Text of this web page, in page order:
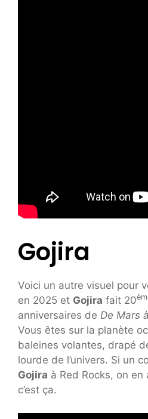
Gojira
Voici un autre visuel pour
en 2025 et Gojira fait 20
anniversaires de De Mars
Vous êtes sur la planète
baleines volantes, drapé
lourde de l’univers. Si un
Gojira à Red Rocks, on
c’est ça.